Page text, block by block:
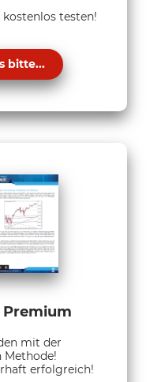
testen!
bitte...
mit der
Methode!
erfolgreich!